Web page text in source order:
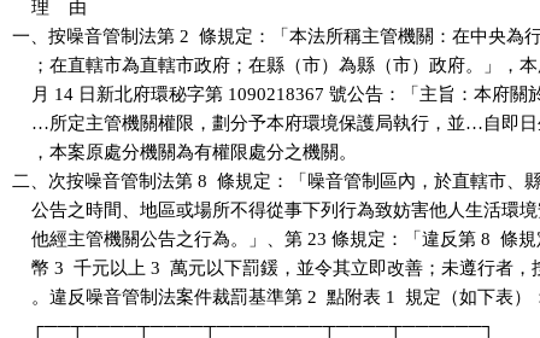
    理    由
一、按噪音管制法第 2  條規定：「本法所稱主管機關：在中央為
；在直轄市為直轄市政府；在縣（市）為縣（市）政府。」，本
月 14 日新北府環秘字第 1090218367 號公告：「主旨：本府
…所定主管機關權限，劃分予本府環境保護局執行，並…自即
    ，本案原處分機關為有權限處分之機關。
二、次按噪音管制法第 8  條規定：「噪音管制區內，於直轄市、
公告之時間、地區或場所不得從事下列行為致妨害他人生活環
他經主管機關公告之行為。」、第 23 條規定：「違反第 8  條
幣 3  千元以上 3  萬元以下罰鍰，並令其立即改善；未遵行者
。違反噪音管制法案件裁罰基準第 2  點附表 1  規定（如下表）
    ┌──┬────┬────┬────────┬────┬──────┐